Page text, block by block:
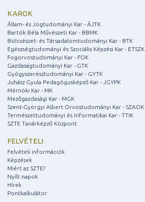
KAROK
Állam- és Jogtudományi Kar - ÁJTK
Bartók Béla Művészeti Kar - BBMK
Bölcsészet- és Társadalomtudományi Kar - BTK
Egészségtudományi és Szociális Képzési Kar - ETSZK
Fogorvostudományi Kar - FOK
Gazdaságtudományi Kar - GTK
Gyógyszerésztudományi Kar - GYTK
Juhász Gyula Pedagógusképző Kar - JGYPK
Mérnöki Kar - MK
Mezőgazdasági Kar - MGK
Szent-Györgyi Albert Orvostudományi Kar - SZAOK
Természettudományi és Informatikai Kar - TTIK
SZTE Tanárképző Központ
FELVÉTELI
Felvételi információk
Képzések
Miért az SZTE?
Nyílt napok
Hírek
Pontkalkulátor